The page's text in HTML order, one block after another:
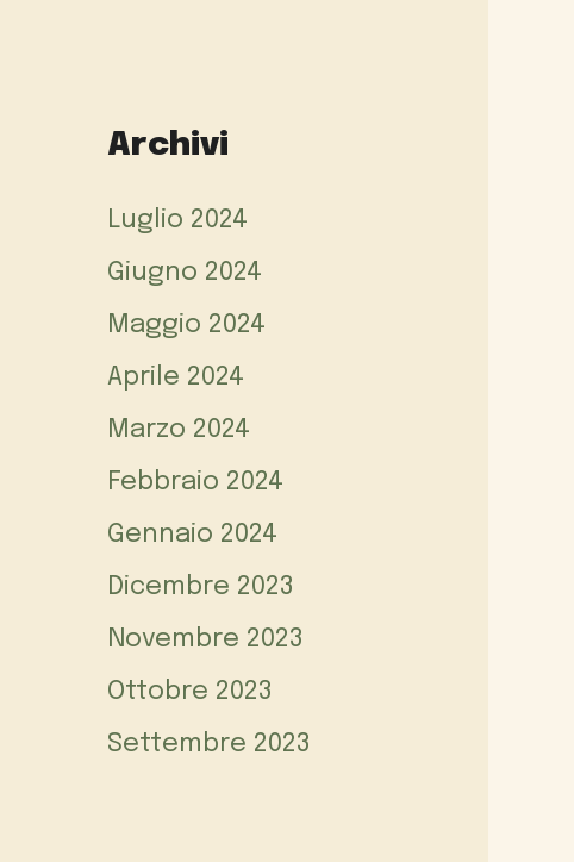
Archivi
Luglio 2024
Giugno 2024
Maggio 2024
Aprile 2024
Marzo 2024
Febbraio 2024
Gennaio 2024
Dicembre 2023
Novembre 2023
Ottobre 2023
Settembre 2023